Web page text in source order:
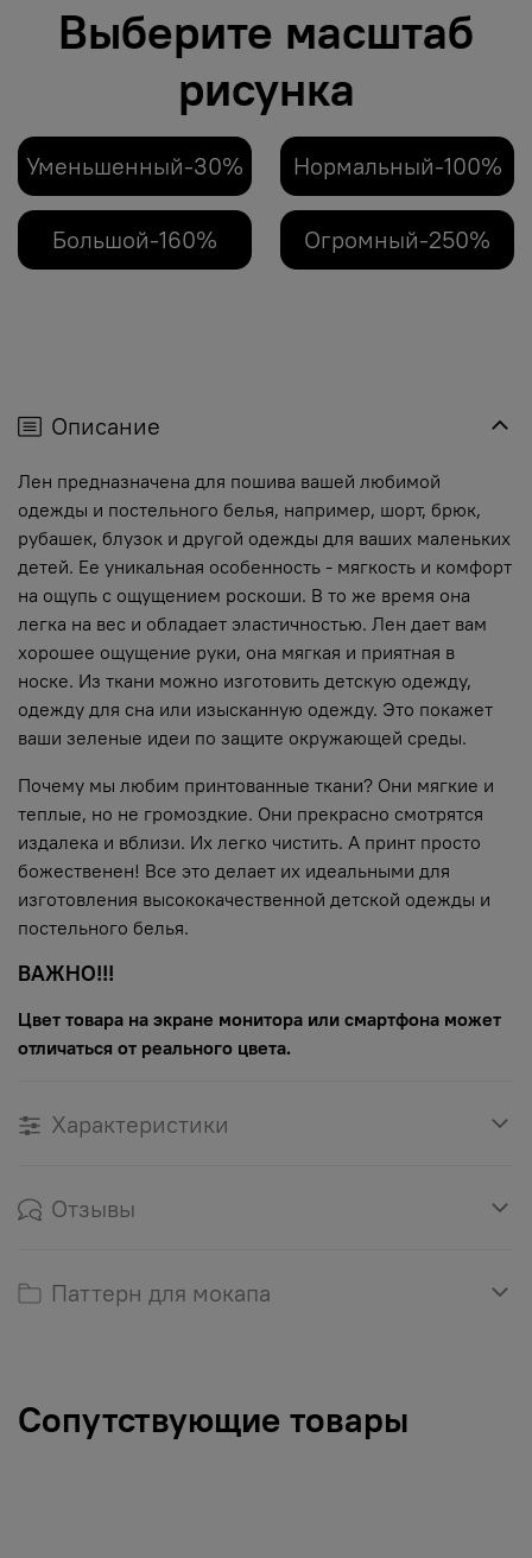
Выберите масштаб
рисунка
Уменьшенный-30% Нормальный-100%
Большой-160% Огромный-250%
Описание
Лен предназначена для пошива вашей любимой
одежды и постельного белья, например, шорт, брюк,
рубашек, блузок и другой одежды для ваших маленьких
детей. Ее уникальная особенность - мягкость и комфорт
на ощупь с ощущением роскоши. В то же время она
легка на вес и обладает эластичностью. Лен дает вам
хорошее ощущение руки, она мягкая и приятная в
носке. Из ткани можно изготовить детскую одежду,
одежду для сна или изысканную одежду. Это покажет
ваши зеленые идеи по защите окружающей среды.
Почему мы любим принтованные ткани? Они мягкие и
теплые, но не громоздкие. Они прекрасно смотрятся
издалека и вблизи. Их легко чистить. А принт просто
божественен! Все это делает их идеальными для
изготовления высококачественной детской одежды и
постельного белья.
ВАЖНО!!!
Цвет товара на экране монитора или смартфона может
отличаться от реального цвета.
Характеристики
Отзывы
Паттерн для мокапа
Сопутствующие товары